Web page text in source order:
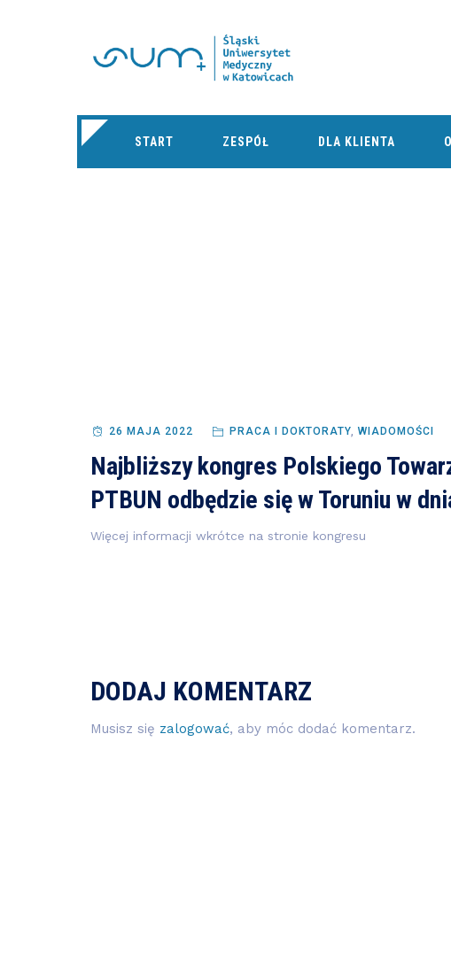
START ZESPÓŁ DLA KLIENTA
NAJBLIŻSZY
26 MAJA 2022 PRACA I DOKTORATY, WIADOMOŚCI
Najbliższy kongres Polskiego
PTBUN odbędzie się w Toruniu w
Więcej informacji wkrótce na stronie kongresu
DODAJ KOMENTARZ
Musisz się zalogować, aby móc dodać komentarz.